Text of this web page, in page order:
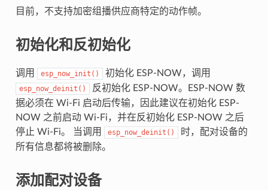
目前，不支持加密组播供应商特定的动作帧。
初始化和反初始化
调用 esp_now_init() 初始化 ESP-NOW，调用
esp_now_deinit()
反初始化 ESP-NOW。ESP-NOW 数
据必须在 Wi-Fi 启动后传输，因此建议在初始化 ESP-
NOW 之前启动 Wi-Fi，并在反初始化 ESP-NOW 之后
停止 Wi-Fi。 当调用
esp_now_deinit()
时，配对设备的
所有信息都将被删除。
添加配对设备